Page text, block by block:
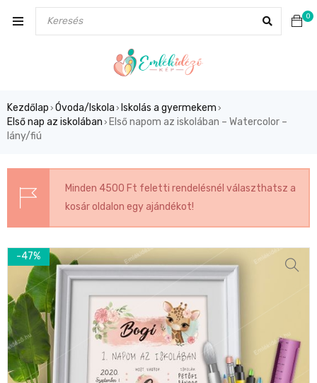
0
Kezdőlap › Óvoda/Iskola › Iskolás a gyermekem ›
Első nap az iskolában › Első napom az iskolában – Watercolor –
lány/fiú
Minden 4500 Ft feletti rendelésnél választhatsz a
kosár oldalon egy ajándékot!
-47%